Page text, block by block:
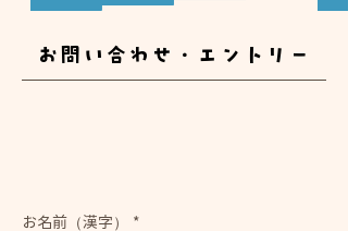
​お問い合わせ・エントリー
お名前（漢字） *